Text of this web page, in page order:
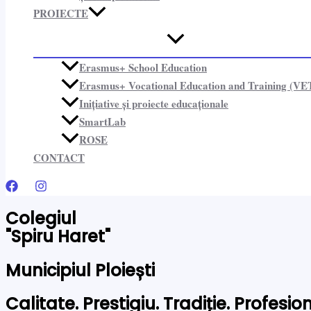
PROIECTE​
Erasmus+ School Education
Erasmus+ Vocational Education and Training
Inițiative și proiecte educaționale​
SmartLab
ROSE
CONTACT
Colegiul
"Spiru Haret"
Municipiul Ploiești
Calitate. Prestigiu. Tradiție.